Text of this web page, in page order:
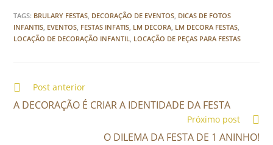
TAGS: BRULARY FESTAS DECORAÇÃO DE EVENTOS DICAS DE FOTOS
INFANTIS EVENTOS FESTAS INFATIS LM DECORA LM DECORA FESTAS
LOCAÇÃO DE DECORAÇÃO INFANTIL
LOCAÇÃO DE PEÇAS PARA FESTAS
Post anterior
A DECORAÇÃO É CRIAR A IDENTIDADE DA FESTA
Próximo post
O DILEMA DA FESTA DE 1 ANINHO!